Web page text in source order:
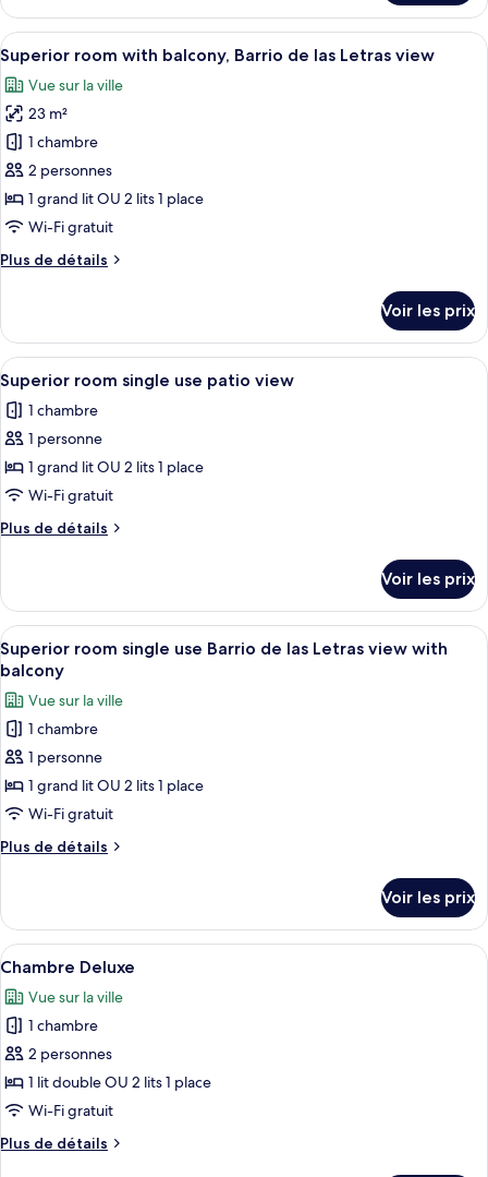
patio
view
le
type
de
chambre
Superior
room
patio
view
Afficher
toutes
les
photos
pour
ce
type
de
chambre :
Superior
balcony,
Barrio
de
las
Letras
view
Une chambre d’hôtel avec un
13
Superior room with balcony, Barrio de las Letras view
Vue sur la ville
23 m²
1 chambre
2 personnes
1 grand lit OU 2 lits 1 place
Wi-Fi gratuit
Plus de détails
Plus
le
type
de
chambre
Superior
room
balcony,
Barrio
las
Voir les prix
Afficher
toutes
les
photos
pour
ce
type
de
Superior
room
single
use
patio
view
Une chambre d’hôtel avec un
11
Superior room single use patio view
1 chambre
1 personne
1 grand lit OU 2 lits 1 place
Wi-Fi gratuit
Plus de détails
Plus
le
type
de
chambre
Superior
room
single
use
patio
view
Voir les prix
Afficher
toutes
les
photos
pour
ce
type
de
chambre :
Superior
single
use
Barrio
de
las
Letras
view
with
balcony
Une chambre d’hôtel avec un
11
Superior room single use Barrio de las Letras view with
balcony
Vue sur la ville
1 chambre
1 personne
1 grand lit OU 2 lits 1 place
Wi-Fi gratuit
Plus de détails
Plus
le
type
de
Superior
room
use
Barrio
de
las
Letras
Voir les prix
Afficher
toutes
les
photos
pour
ce
type
chambre :
Une chambre d’hôtel avec un
12
Chambre Deluxe
Vue sur la ville
1 chambre
2 personnes
1 lit double OU 2 lits 1 place
Wi-Fi gratuit
Plus de détails
Plus